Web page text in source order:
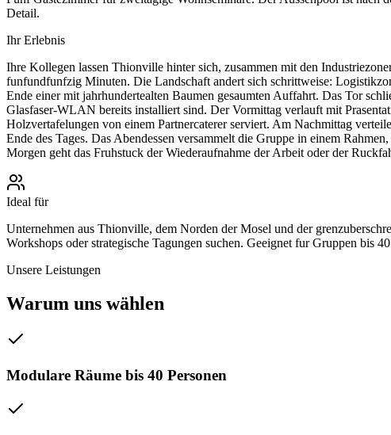
Detail.
Ihr Erlebnis
Ihre Kollegen lassen Thionville hinter sich, zusammen mit den
funfundfunfzig Minuten. Die Landschaft andert sich schrittweise:
Ende einer mit jahrhundertealten Baumen gesaumten Auffahrt. Das Tor
Glasfaser-WLAN bereits installiert sind. Der Vormittag verlauft mit
Holzvertafelungen von einem Partnercaterer serviert. Am Nachmittag
Ende des Tages. Das Abendessen versammelt die Gruppe in einem
Morgen geht das Fruhstuck der Wiederaufnahme der Arbeit oder der
Ideal für
Unternehmen aus Thionville, dem Norden der Mosel und der
Workshops oder strategische Tagungen suchen. Geeignet fur Gruppen
Unsere Leistungen
Warum uns wählen
Modulare Räume bis 40 Personen